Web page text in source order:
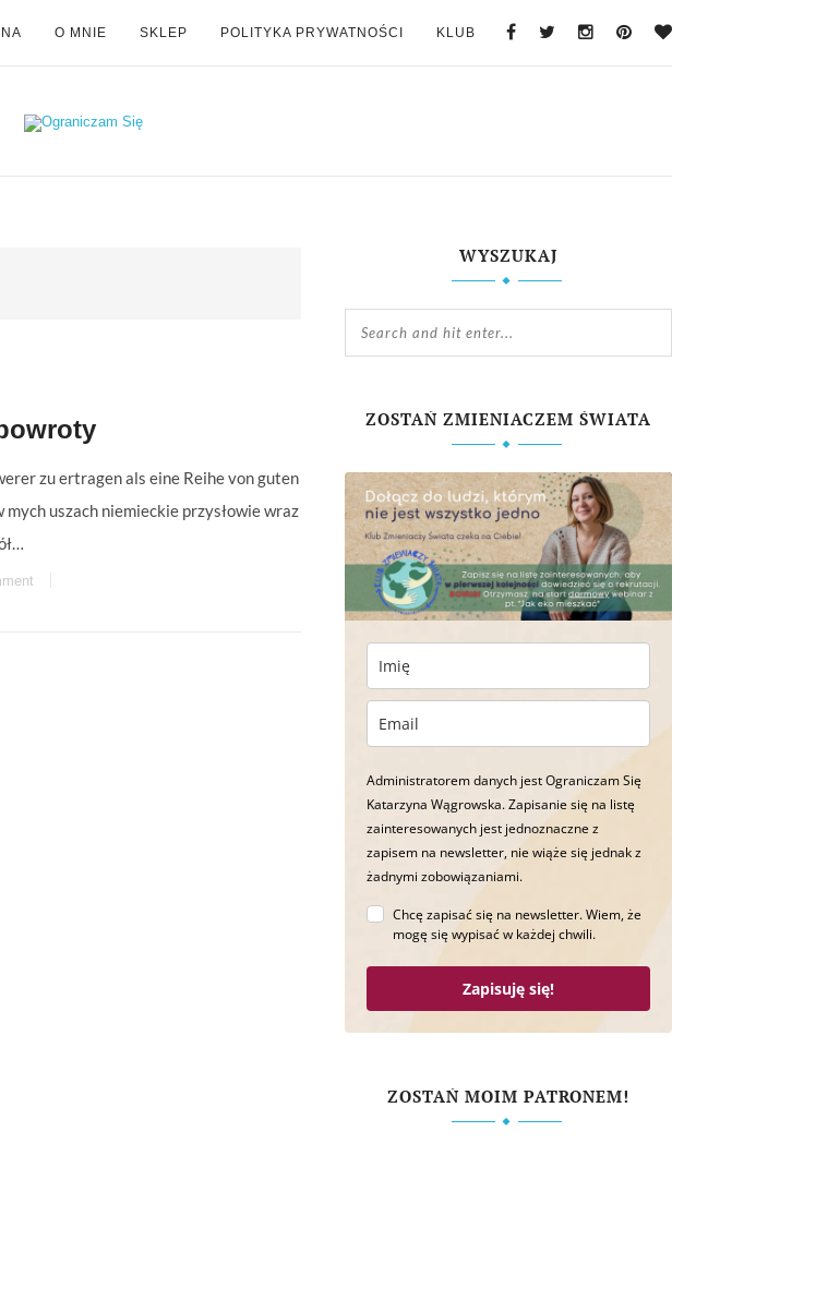
O MNIE SKLEP POLITYKA PRYWATNOŚCI KLUB
zu ertragen als eine Reihe von guten
mych uszach niemieckie przysłowie wraz
WYSZUKAJ
ZOSTAŃ ZMIENIACZEM ŚWIATA
Administratorem danych jest Ograniczam Się
Katarzyna Wągrowska. Zapisanie się na listę
zainteresowanych jest jednoznaczne z
zapisem na newsletter, nie wiąże się jednak z
żadnymi zobowiązaniami.
Chcę zapisać się na newsletter. Wiem, że
mogę się wypisać w każdej chwili.
Zapisuję się!
ZOSTAŃ MOIM PATRONEM!